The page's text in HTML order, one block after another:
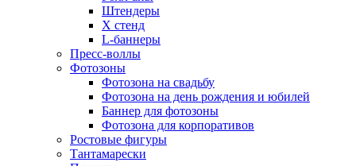
Штендеры
Х стенд
L-баннеры
Пресс-воллы
Фотозоны
Фотозона на свадьбу
Фотозона на день рождения и юбилей
Баннер для фотозоны
Фотозона для корпоративов
Ростовые фигуры
Тантамарески